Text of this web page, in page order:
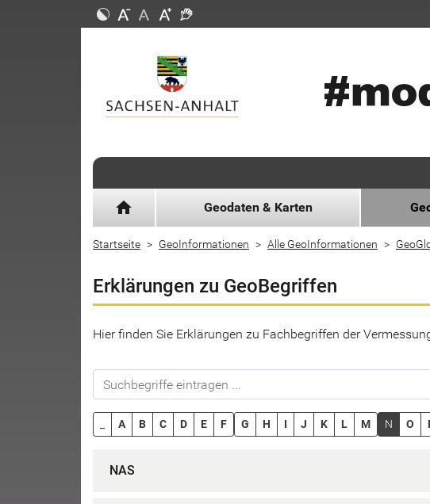
home Geodaten & Karten
Startseite GeoInformationen Alle GeoInformationen
Erklärungen zu GeoBegriffen
Hier finden Sie Erklärungen zu Fachbegriffen der
A B C D E F G H I J K L M N O
NAS